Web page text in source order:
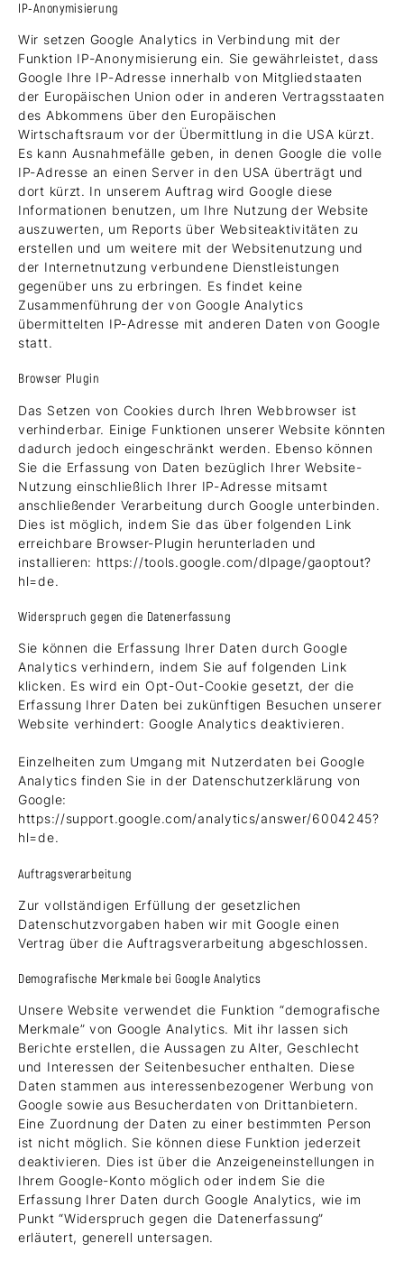
IP-Anonymisierung
Wir setzen Google Analytics in Verbindung mit der
Funktion IP-Anonymisierung ein. Sie gewährleistet, dass
Google Ihre IP-Adresse innerhalb von Mitgliedstaaten
der Europäischen Union oder in anderen Vertragsstaaten
des Abkommens über den Europäischen
Wirtschaftsraum vor der Übermittlung in die USA kürzt.
Es kann Ausnahmefälle geben, in denen Google die volle
IP-Adresse an einen Server in den USA überträgt und
dort kürzt. In unserem Auftrag wird Google diese
Informationen benutzen, um Ihre Nutzung der Website
auszuwerten, um Reports über Websiteaktivitäten zu
erstellen und um weitere mit der Websitenutzung und
der Internetnutzung verbundene Dienstleistungen
gegenüber uns zu erbringen. Es findet keine
Zusammenführung der von Google Analytics
übermittelten IP-Adresse mit anderen Daten von Google
statt.
Browser Plugin
Das Setzen von Cookies durch Ihren Webbrowser ist
verhinderbar. Einige Funktionen unserer Website könnten
dadurch jedoch eingeschränkt werden. Ebenso können
Sie die Erfassung von Daten bezüglich Ihrer Website-
Nutzung einschließlich Ihrer IP-Adresse mitsamt
anschließender Verarbeitung durch Google unterbinden.
Dies ist möglich, indem Sie das über folgenden Link
erreichbare Browser-Plugin herunterladen und
installieren: https://tools.google.com/dlpage/gaoptout?
hl=de.
Widerspruch gegen die Datenerfassung
Sie können die Erfassung Ihrer Daten durch Google
Analytics verhindern, indem Sie auf folgenden Link
klicken. Es wird ein Opt-Out-Cookie gesetzt, der die
Erfassung Ihrer Daten bei zukünftigen Besuchen unserer
Website verhindert: Google Analytics deaktivieren.
Einzelheiten zum Umgang mit Nutzerdaten bei Google
Analytics finden Sie in der Datenschutzerklärung von
Google:
https://support.google.com/analytics/answer/6004245?
hl=de.
Auftragsverarbeitung
Zur vollständigen Erfüllung der gesetzlichen
Datenschutzvorgaben haben wir mit Google einen
Vertrag über die Auftragsverarbeitung abgeschlossen.
Demografische Merkmale bei Google Analytics
Unsere Website verwendet die Funktion “demografische
Merkmale” von Google Analytics. Mit ihr lassen sich
Berichte erstellen, die Aussagen zu Alter, Geschlecht
und Interessen der Seitenbesucher enthalten. Diese
Daten stammen aus interessenbezogener Werbung von
Google sowie aus Besucherdaten von Drittanbietern.
Eine Zuordnung der Daten zu einer bestimmten Person
ist nicht möglich. Sie können diese Funktion jederzeit
deaktivieren. Dies ist über die Anzeigeneinstellungen in
Ihrem Google-Konto möglich oder indem Sie die
Erfassung Ihrer Daten durch Google Analytics, wie im
Punkt “Widerspruch gegen die Datenerfassung”
erläutert, generell untersagen.